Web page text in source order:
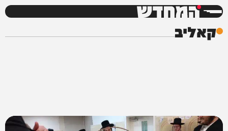
המחדש
קאליב